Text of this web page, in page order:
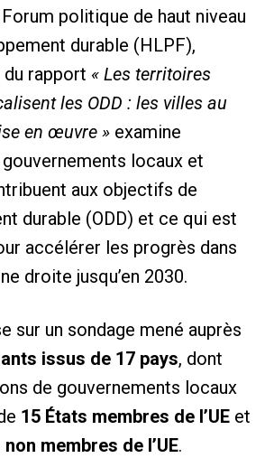
Forum politique de haut niveau
durable (HLPF),
du rapport « Les territoires
les ODD : les villes au
en œuvre »examine
locaux et
aux objectifs de
durable (ODD) et ce qui est
accélérer les progrès dans
droite jusqu’en 2030.
sur un sondage mené auprès
issus de 17 pays, dont
de gouvernements locaux
15 États membres de l’UEet
membres de l’UE.